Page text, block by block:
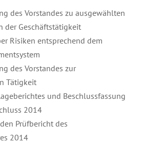
des Vorstandes zu ausgewählten
der Geschäftstätigkeit
Risiken entsprechend dem
des Vorstandes zur
Tätigkeit
und Beschlussfassung
2014
Prüfbericht des
2014